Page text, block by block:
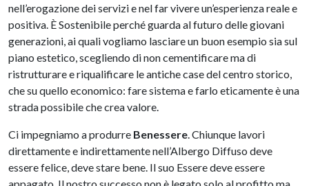
nell’erogazione dei servizi e nel far vivere un’esperienza reale e
positiva. È Sostenibile perché guarda al futuro delle giovani
generazioni, ai quali vogliamo lasciare un buon esempio sia sul
piano estetico, scegliendo di non cementificare ma di
ristrutturare e riqualificare le antiche case del centro storico,
che su quello economico: fare sistema e farlo eticamente è una
strada possibile che crea valore.
Ci impegniamo a produrre Benessere. Chiunque lavori
direttamente e indirettamente nell’Albergo Diffuso deve
essere felice, deve stare bene. Il suo Essere deve essere